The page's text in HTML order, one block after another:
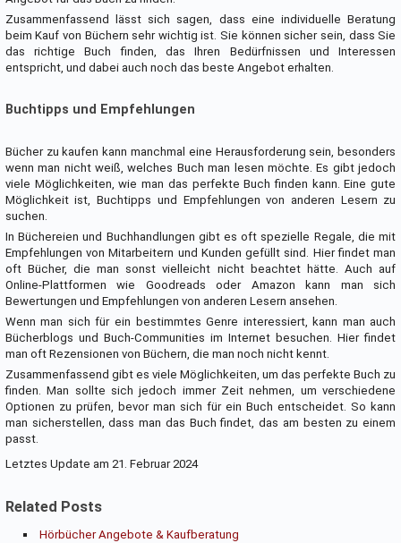
Zusammenfassend lässt sich sagen, dass eine individuelle Beratung
beim Kauf von Büchern sehr wichtig ist. Sie können sicher sein, dass Sie
das richtige Buch finden, das Ihren Bedürfnissen und Interessen
entspricht, und dabei auch noch das beste Angebot erhalten.
Buchtipps und Empfehlungen
Bücher zu kaufen kann manchmal eine Herausforderung sein, besonders
wenn man nicht weiß, welches Buch man lesen möchte. Es gibt jedoch
viele Möglichkeiten, wie man das perfekte Buch finden kann. Eine gute
Möglichkeit ist, Buchtipps und Empfehlungen von anderen Lesern zu
suchen.
In Büchereien und Buchhandlungen gibt es oft spezielle Regale, die mit
Empfehlungen von Mitarbeitern und Kunden gefüllt sind. Hier findet man
oft Bücher, die man sonst vielleicht nicht beachtet hätte. Auch auf
Online-Plattformen wie Goodreads oder Amazon kann man sich
Bewertungen und Empfehlungen von anderen Lesern ansehen.
Wenn man sich für ein bestimmtes Genre interessiert, kann man auch
Bücherblogs und Buch-Communities im Internet besuchen. Hier findet
man oft Rezensionen von Büchern, die man noch nicht kennt.
Zusammenfassend gibt es viele Möglichkeiten, um das perfekte Buch zu
finden. Man sollte sich jedoch immer Zeit nehmen, um verschiedene
Optionen zu prüfen, bevor man sich für ein Buch entscheidet. So kann
man sicherstellen, dass man das Buch findet, das am besten zu einem
passt.
Letztes Update am 21. Februar 2024
Related Posts
Hörbücher Angebote & Kaufberatung